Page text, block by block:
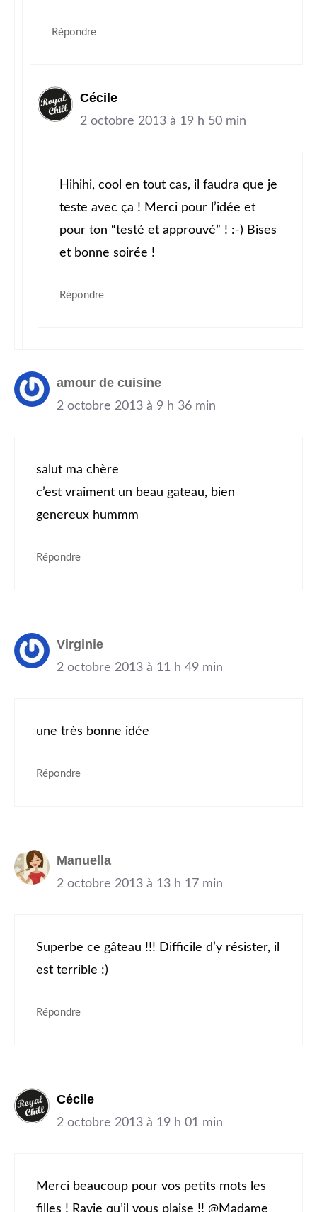
Répondre
Cécile
2 octobre 2013 à 19 h 50 min
Hihihi, cool en tout cas, il faudra que je
teste avec ça ! Merci pour l’idée et
pour ton “testé et approuvé” ! :-) Bises
et bonne soirée !
Répondre
amour de cuisine
2 octobre 2013 à 9 h 36 min
salut ma chère
c’est vraiment un beau gateau, bien
genereux hummm
Répondre
Virginie
2 octobre 2013 à 11 h 49 min
une très bonne idée
Répondre
Manuella
2 octobre 2013 à 13 h 17 min
Superbe ce gâteau !!! Difficile d’y résister, il
est terrible :)
Répondre
Cécile
2 octobre 2013 à 19 h 01 min
Merci beaucoup pour vos petits mots les
filles ! Ravie qu’il vous plaise !! @Madame